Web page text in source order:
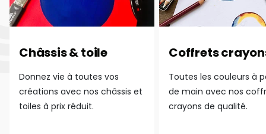
Châssis & toile
Donnez vie à toutes vos
créations avec nos châssis et
toiles à prix réduit.
Coffrets
Toutes les couleurs à
de main avec nos
crayons de qualité.